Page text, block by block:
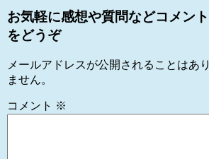
お気軽に感想や質問などコメント
をどうぞ
メールアドレスが公開されることはあり
ません。
コメント ※